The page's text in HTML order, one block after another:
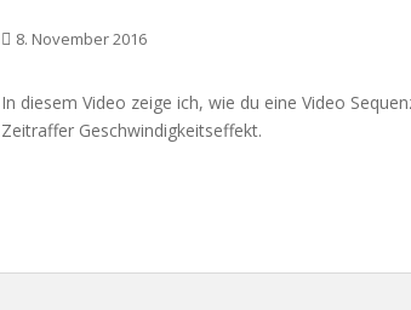
8. November 2016
In diesem Video zeige ich, wie du eine Video
Zeitraffer Geschwindigkeitseffekt.